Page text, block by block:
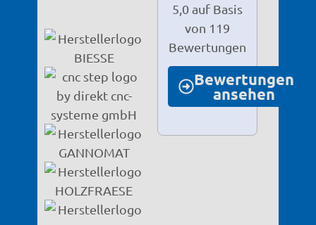
5,0 auf Basis
von 119
Bewertungen
Bewertungen
ansehen